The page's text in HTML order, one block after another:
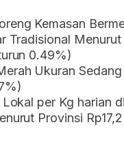
Kemasan
Tradisional
0.49%)
Ukuran
Lokal per Kg harian
Provinsi